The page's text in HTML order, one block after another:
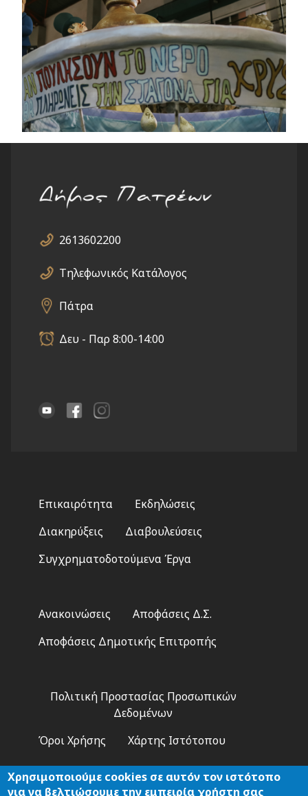
2613602200
Τηλεφωνικός Κατάλογος
Πάτρα
Δευ - Παρ 8:00-14:00
menu
Επικαιρότητα
Εκδηλώσεις
Διακηρύξεις
Διαβουλεύσεις
Συγχρηματοδοτούμενα Έργα
2
Ανακοινώσεις
Αποφάσεις Δ.Σ.
Αποφάσεις Δημοτικής Επιτροπής
Πολιτική Προστασίας Προσωπικών
Δεδομένων
Όροι Χρήσης
Χάρτης Ιστότοπου
Χρησιμοποιούμε cookies σε αυτόν τον ιστότοπο
για να βελτιώσουμε την εμπειρία χρήστη σας